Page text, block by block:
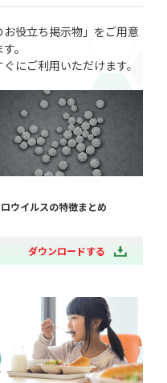
役立ち掲示物」をご用意
。
にご利用いただけます。
ロウイルスの特徴まとめ
ダウンロードする